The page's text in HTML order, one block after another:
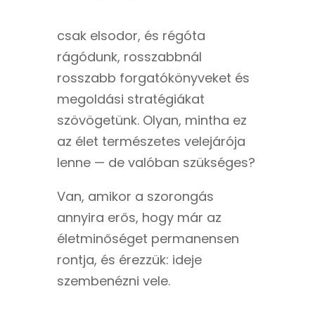
csak elsodor, és régóta
rágódunk, rosszabbnál
rosszabb forgatókönyveket és
megoldási stratégiákat
szövögetünk. Olyan, mintha ez
az élet természetes velejárója
lenne — de valóban szükséges?
Van, amikor a szorongás
annyira erős, hogy már az
életminőséget permanensen
rontja, és érezzük: ideje
szembenézni vele.